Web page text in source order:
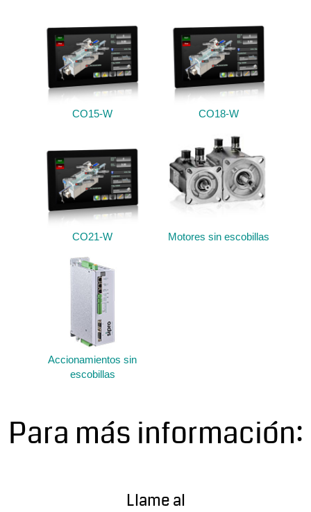
CO15-W CO18-W
CO21-W Motores sin escobillas
Accionamientos sin
escobillas
Para más información:
Llame al